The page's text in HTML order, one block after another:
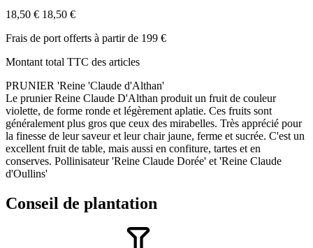
18,50 € 18,50 €
Frais de port offerts à partir de 199 €
Montant total TTC des articles
PRUNIER 'Reine 'Claude d'Althan'
Le prunier Reine Claude D'Althan produit un fruit de couleur
violette, de forme ronde et légèrement aplatie. Ces fruits sont
généralement plus gros que ceux des mirabelles. Très apprécié pour
la finesse de leur saveur et leur chair jaune, ferme et sucrée. C'est un
excellent fruit de table, mais aussi en confiture, tartes et en
conserves. Pollinisateur 'Reine Claude Dorée' et 'Reine Claude
d'Oullins'
Conseil de plantation